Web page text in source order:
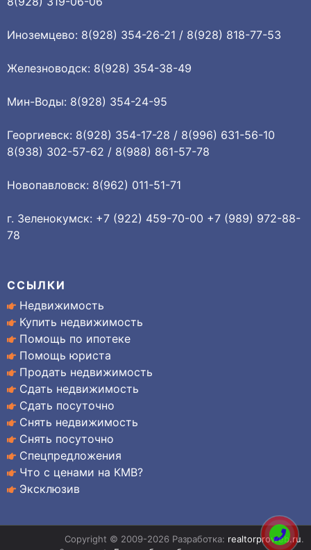
Иноземцево: 8(928) 354-26-21 / 8(928) 818-77-53
Железноводск: 8(928) 354-38-49
Мин-Воды: 8(928) 354-24-95
Георгиевск: 8(928) 354-17-28 / 8(996) 631-56-10
8(938) 302-57-62 / 8(988) 861-57-78
Новопавловск: 8(962) 011-51-71
г. Зеленокумск: +7 (922) 459-70-00 +7 (989) 972-88-
78
ССЫЛКИ
Недвижимость
Купить недвижимость
Помощь по ипотеке
Помощь юриста
Продать недвижимость
Сдать недвижимость
Сдать посуточно
Снять недвижимость
Снять посуточно
Спецпредложения
Что с ценами на КМВ?
Эксклюзив
Copyright © 2009-2026 Разработка: realtorproweb.ru.